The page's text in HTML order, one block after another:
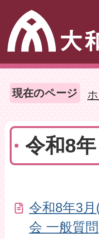
現在のページ
令和8年
令和8年3月
会 一般質問